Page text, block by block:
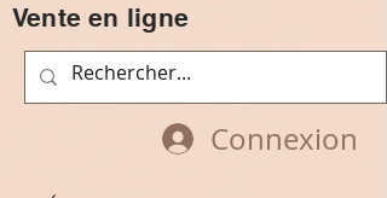
Vente en ligne
Connexion